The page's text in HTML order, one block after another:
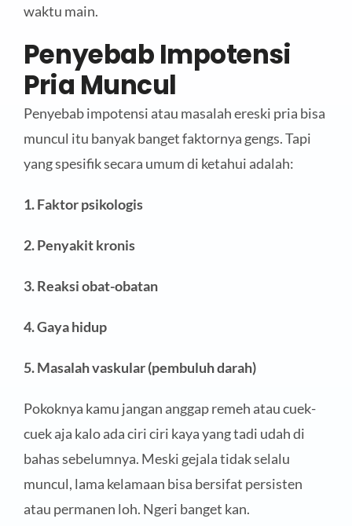
waktu main.
Penyebab Impotensi
Pria Muncul
Penyebab impotensi atau masalah ereski pria bisa
muncul itu banyak banget faktornya gengs. Tapi
yang spesifik secara umum di ketahui adalah:
1. Faktor psikologis
2. Penyakit kronis
3. Reaksi obat-obatan
4. Gaya hidup
5. Masalah vaskular (pembuluh darah)
Pokoknya kamu jangan anggap remeh atau cuek-
cuek aja kalo ada ciri ciri kaya yang tadi udah di
bahas sebelumnya. Meski gejala tidak selalu
muncul, lama kelamaan bisa bersifat persisten
atau permanen loh. Ngeri banget kan.